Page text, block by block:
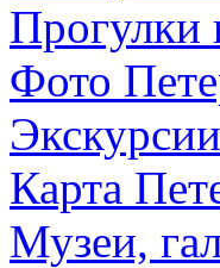
Прогулки
Фото
Карта
Музеи,